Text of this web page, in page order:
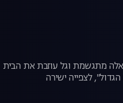
מתגשמת וגל עוזבת את הבית
לצפייה ישירה